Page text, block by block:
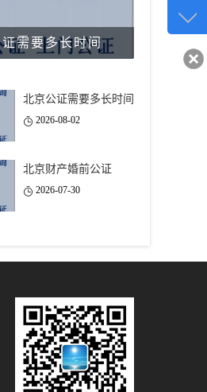
需要多长时间
北京公证需要多长时间
2026-08-02
北京财产婚前公证
2026-07-30
客服